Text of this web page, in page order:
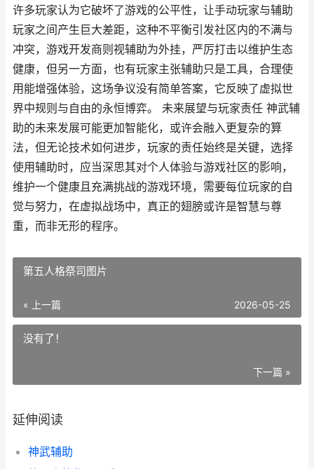
许多玩家认为它破坏了游戏的公平性，让手动玩家与辅助
玩家之间产生巨大差距，这种不平衡引发社区内的不满与
冲突，游戏开发商则视辅助为外挂，严厉打击以维护生态
健康，但另一方面，也有玩家主张辅助只是工具，合理使
用能增强体验，这场争议没有简单答案，它反映了虚拟世
界中规则与自由的永恒博弈。 未来展望与玩家责任 神武辅
助的未来发展可能更加智能化，或许会融入更复杂的算
法，但无论技术如何进步，玩家的责任始终是关键，选择
使用辅助时，应当深思其对个人体验与游戏社区的影响，
维护一个健康且充满挑战的游戏环境，需要每位玩家的自
觉与努力，在虚拟战场中，真正的翅膀或许是智慧与尊
重，而非无形的程序。
第五人格祭司图片
« 上一篇 2026-05-25
没有了！
下一篇 »
延伸阅读
神武辅助